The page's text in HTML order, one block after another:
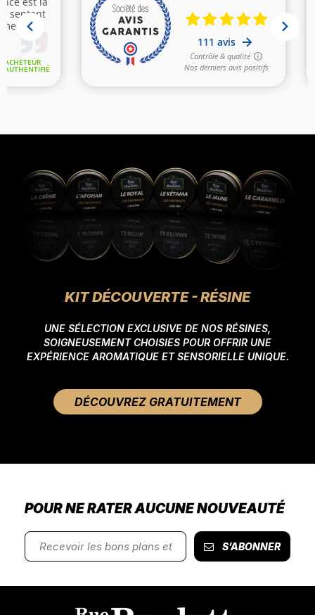
KIT DÉCOUVERTE - RÉSINE
UNE SÉLECTION EXCLUSIVE DE NOS RÉSINES,
SOIGNEUSEMENT CHOISIES POUR OFFRIR UNE
EXPÉRIENCE AROMATIQUE ET SENSORIELLE UNIQUE.
DÉCOUVREZ GRATUITEMENT
POUR NE RATER AUCUNE NOUVEAUTÉ
S’ABONNER